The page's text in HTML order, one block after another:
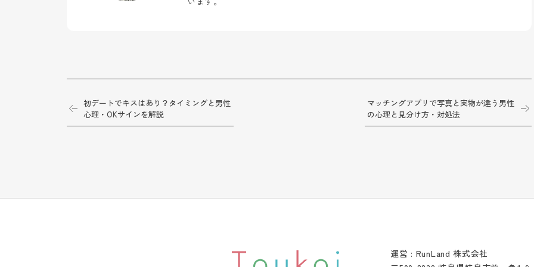
初デートでキスはあり？タイミングと男性
心理・OKサインを解説
マッチングアプリで写真と実物が違う男性
の心理と見分け方・対処法
運営 : RunLand 株式会社